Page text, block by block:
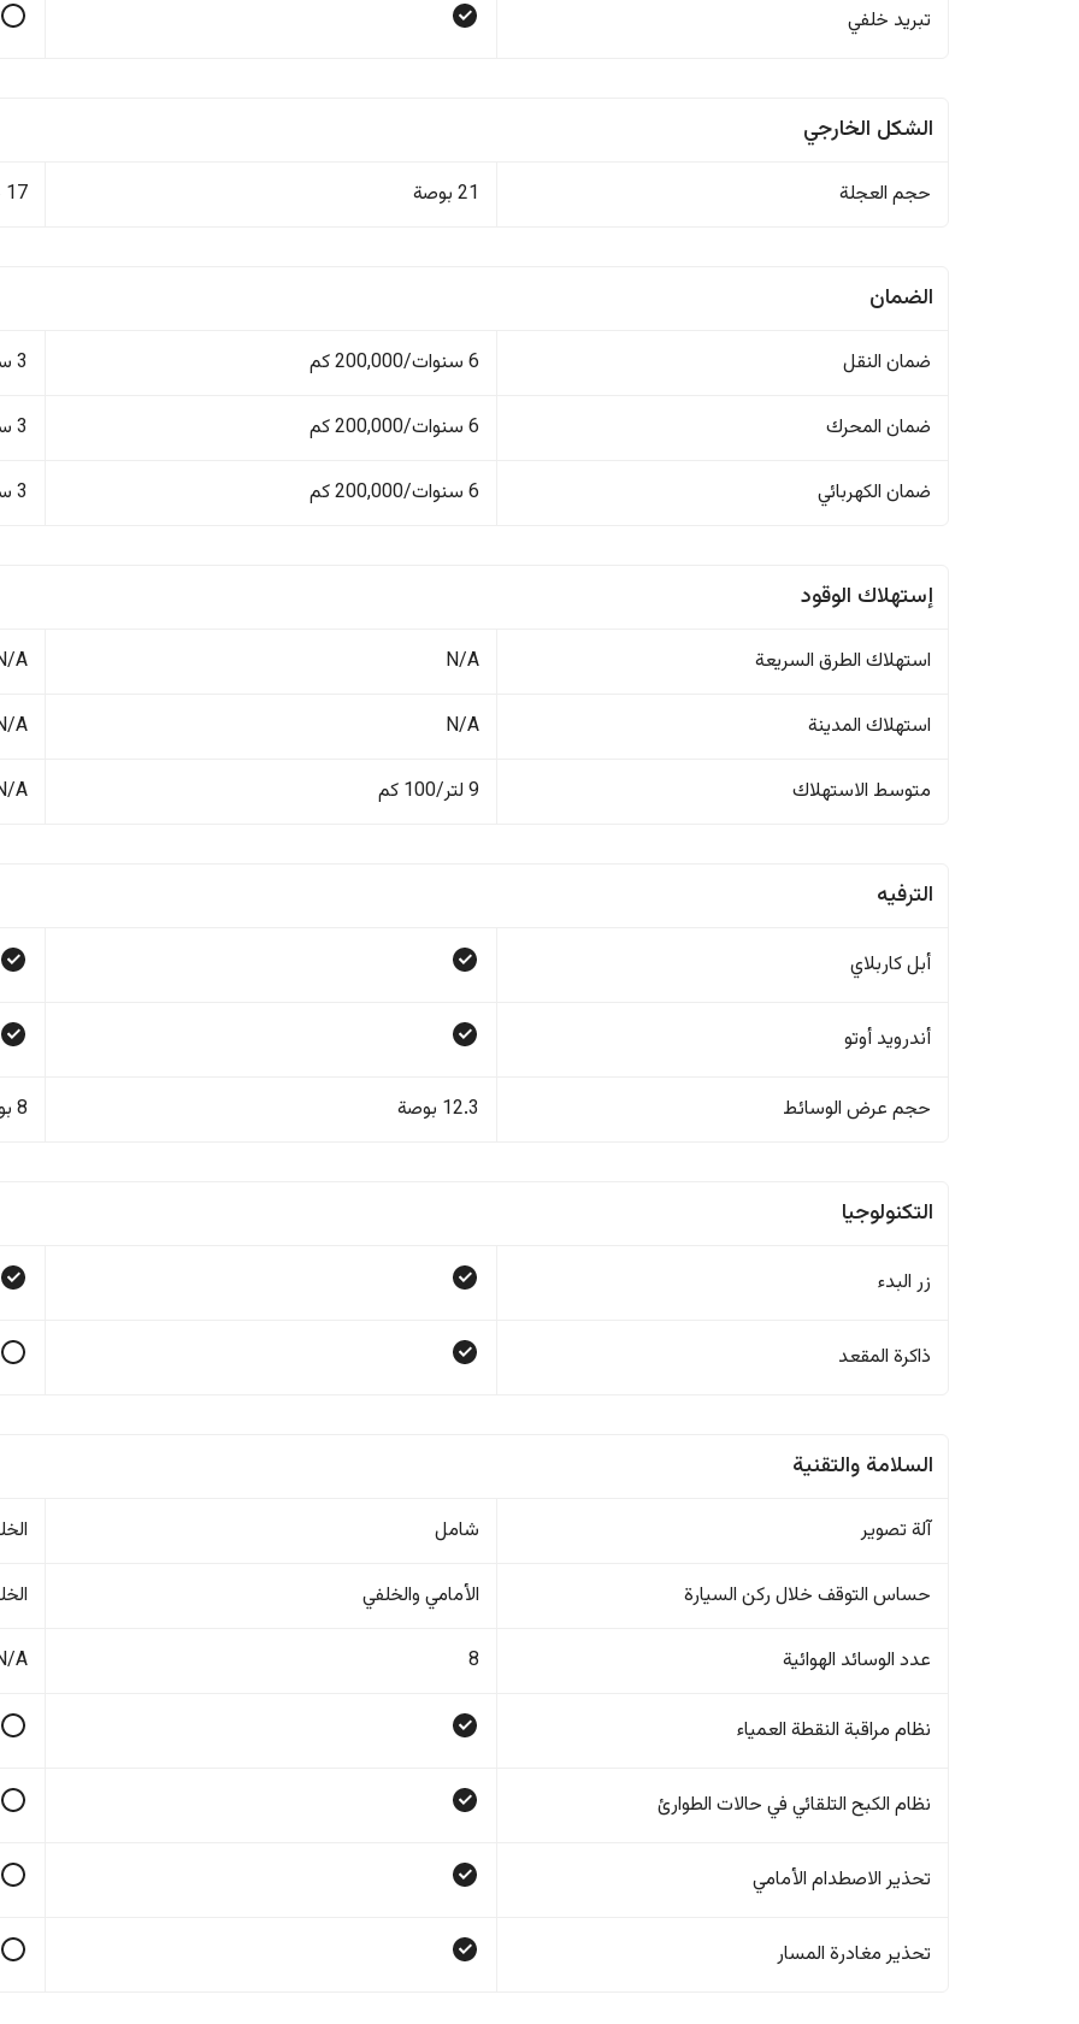
تبريد خلفي
الشكل الخارجي
حجم العجلة 21 بوصة 17 بوصة
الضمان
ضمان النقل 6 سنوات/200,000 كم 3 سنوات/100,000 كم
ضمان المحرك 6 سنوات/200,000 كم 3 سنوات/100,000 كم
ضمان الكهربائي 6 سنوات/200,000 كم 3 سنوات/100,000 كم
إستهلاك الوقود
استهلاك الطرق السريعة N/A
A
استهلاك المدينة N/A
A
متوسط الاستهلاك 9 لتر/100 كم A
الترفيه
أبل كاربلاي
أندرويد أوتو
حجم عرض الوسائط 12.3 بوصة 8 بوصة
التكنولوجيا
زر البدء
ذاكرة المقعد
السلامة والتقنية
آلة تصوير شامل
حساس التوقف خلال ركن السيارة الأمامي والخلفي
عدد الوسائد الهوائية 8
A
نظام مراقبة النقطة العمياء
نظام الكبح التلقائي في حالات الطوارئ
تحذير الاصطدام الأمامي
تحذير مغادرة المسار